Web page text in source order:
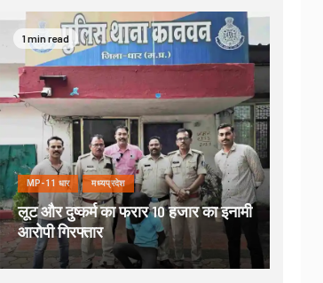
1 min read
MP-11 धार मध्यप्रदेश
लूट और दुष्कर्म का फरार 10 हजार का इनामी
आरोपी गिरफ्तार